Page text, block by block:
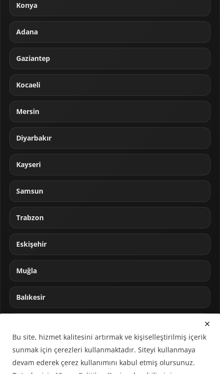
Konya
Adana
Gaziantep
Kocaeli
Mersin
Diyarbakır
Kayseri
Samsun
Trabzon
Eskişehir
Muğla
Balıkesir
Bu site, hizmet kalitesini artırmak ve kişiselleştirilmiş içerik
sunmak için çerezleri kullanmaktadır. Siteyi kullanmaya
devam ederek çerez kullanımını kabul etmiş olursunuz.